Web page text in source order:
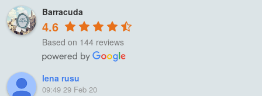
Barracuda
4.6
Based on 144 reviews
lena rusu
09:49 29 Feb 20